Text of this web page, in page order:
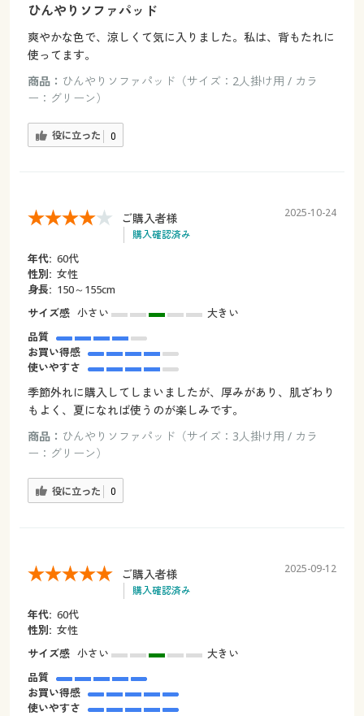
ひんやりソファパッド
爽やかな色で、涼しくて気に入りました。私は、背もたれに
使ってます。
商品： ひんやりソファパッド（サイズ：2人掛け用 / カラ
ー：グリーン）
役に立った 0
ご購入者様
購入確認済み
2025-10-24
年代: 60代
性別: 女性
身長: 150～155cm
サイズ感 小さい
大きい
品質
お買い得感
使いやすさ
季節外れに購入してしまいましたが、厚みがあり、肌ざわり
もよく、夏になれば使うのが楽しみです。
商品： ひんやりソファパッド（サイズ：3人掛け用 / カラ
ー：グリーン）
役に立った 0
ご購入者様
購入確認済み
2025-09-12
年代: 60代
性別: 女性
サイズ感 小さい
大きい
品質
お買い得感
使いやすさ